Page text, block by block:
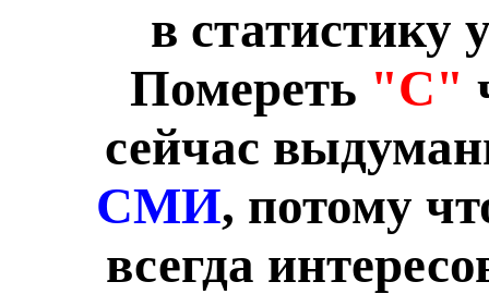
в
Помереть "С"
сейчас
СМИ, потому
всегда